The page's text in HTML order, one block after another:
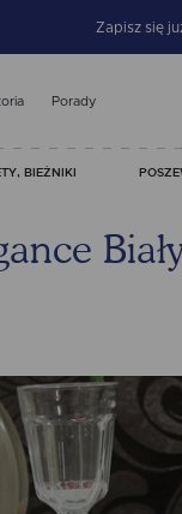
Zapisz się
Porady
BIEŻNIKI